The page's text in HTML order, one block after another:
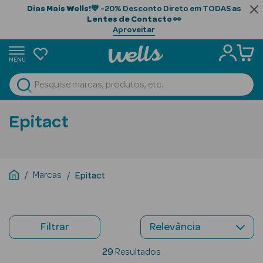
Dias Mais Wells!💙 -20% Desconto Direto em TODAS as
Lentes de Contacto👀
Aproveitar
MENU
Ver Tudo
Beauty Season
Epitact
Marcas Epitact
Filtrar
29 Resultados